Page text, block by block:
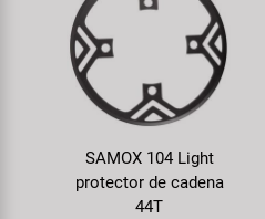
SAMOX 104 Light
protector de cadena
44T